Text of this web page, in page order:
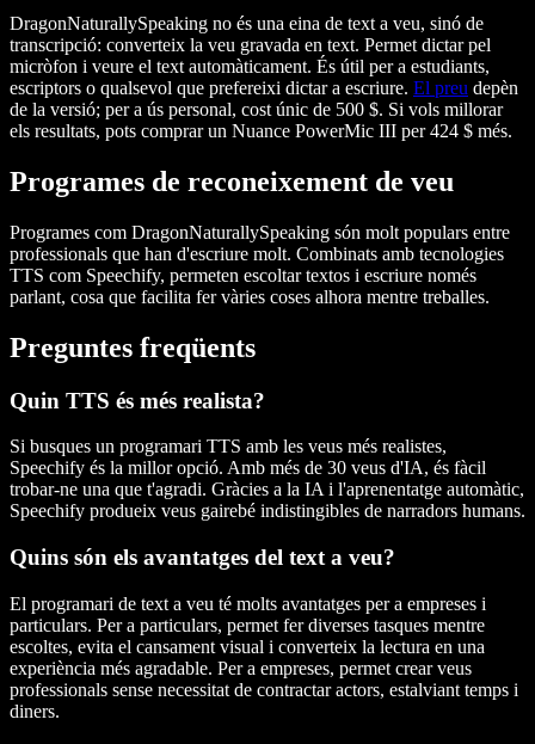
DragonNaturallySpeaking no és una eina de text a veu, sinó de
transcripció: converteix la veu gravada en text. Permet dictar pel
micròfon i veure el text automàticament. És útil per a estudiants,
escriptors o qualsevol que prefereixi dictar a escriure. El preu depèn
de la versió; per a ús personal, cost únic de 500 $. Si vols millorar
els resultats, pots comprar un Nuance PowerMic III per 424 $ més.
Programes de reconeixement de veu
Programes com DragonNaturallySpeaking són molt populars entre
professionals que han d'escriure molt. Combinats amb tecnologies
TTS com Speechify, permeten escoltar textos i escriure només
parlant, cosa que facilita fer vàries coses alhora mentre treballes.
Preguntes freqüents
Quin TTS és més realista?
Si busques un programari TTS amb les veus més realistes,
Speechify és la millor opció. Amb més de 30 veus d'IA, és fàcil
trobar-ne una que t'agradi. Gràcies a la IA i l'aprenentatge automàtic,
Speechify produeix veus gairebé indistingibles de narradors humans.
Quins són els avantatges del text a veu?
El programari de text a veu té molts avantatges per a empreses i
particulars. Per a particulars, permet fer diverses tasques mentre
escoltes, evita el cansament visual i converteix la lectura en una
experiència més agradable. Per a empreses, permet crear veus
professionals sense necessitat de contractar actors, estalviant temps i
diners.